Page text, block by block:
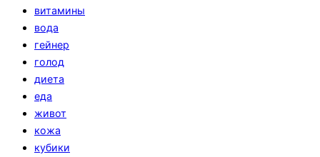
витамины
вода
гейнер
голод
диета
еда
живот
кожа
кубики